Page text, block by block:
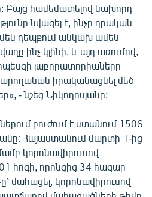
Բայց համեմատելով նախորդ
նվազել է, ինչը դրական
դեպքում անկախ ամեն
ինչ կլինի, և այդ առումով,
լաբորատորիաները
իրականացնել մեծ
- նշեց Նիկողոսյանը:
բուժում է ստանում 1506
Հայաստանում մարտի 1-ից
կորոնավիրուսով
հոգի, որոնցից 34 հազար
մահացել, կորոնավիրուսով